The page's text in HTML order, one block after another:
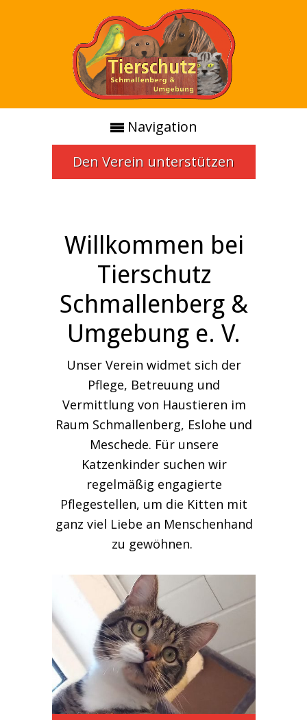
Navigation
Den Verein unterstützen
Willkommen bei
Tierschutz
Schmallenberg &
Umgebung e. V.
Unser Verein widmet sich der
Pflege, Betreuung und
Vermittlung von Haustieren im
Raum Schmallenberg, Eslohe und
Meschede. Für unsere
Katzenkinder suchen wir
regelmäßig engagierte
Pflegestellen, um die Kitten mit
ganz viel Liebe an Menschenhand
zu gewöhnen.